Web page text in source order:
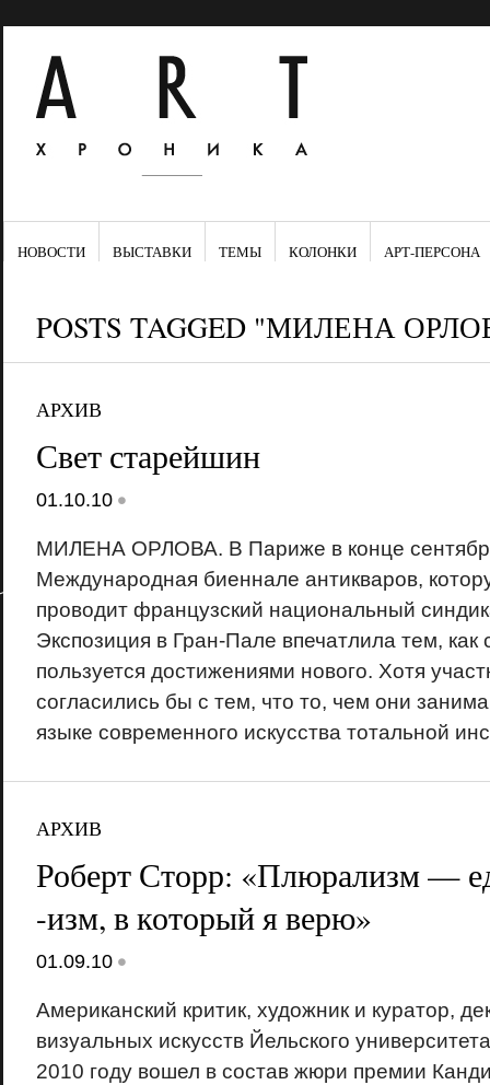
НОВОСТИ ВЫСТАВКИ ТЕМЫ КОЛОНКИ АРТ-ПЕРСОНА
POSTS TAGGED "МИЛЕНА
АРХИВ
Свет старейшин
01.10.10 •
МИЛЕНА ОРЛОВА. В Париже в конце
Международная биеннале антикваров,
проводит французский национальный
Экспозиция в Гран-Пале впечатлила тем, как
пользуется достижениями нового. Хотя
согласились бы с тем, что то, чем они
языке современного искусства тотальной
АРХИВ
Роберт Сторр: «Плюрализм —
-изм, в который я верю»
01.09.10 •
Американский критик, художник и куратор,
визуальных искусств Йельского
2010 году вошел в состав жюри премии